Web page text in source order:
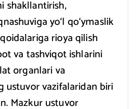
shakllantirish,
yo‘l qo‘ymaslik
rioya qilish
va tashviqot ishlarini
organlari va
ustuvor vazifalaridan biri
Mazkur ustuvor